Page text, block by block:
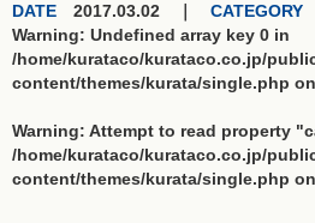
DATE 2017.03.02 ｜ CATEGORY
Warning: Undefined array key 0 in
/home/kurataco/kurataco.co.jp/
content/themes/kurata/single.php
Warning: Attempt to read property
/home/kurataco/kurataco.co.jp/
content/themes/kurata/single.php